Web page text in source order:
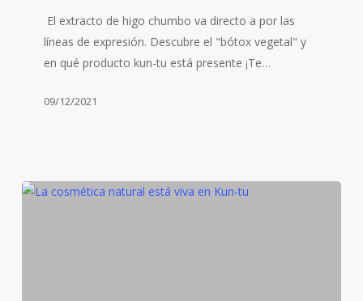
chumboEl extracto de higo chumbo va directo a por las
líneas de expresión. Descubre el "bótox vegetal" y
en qué producto kun-tu está presente ¡Te…
09/12/2021